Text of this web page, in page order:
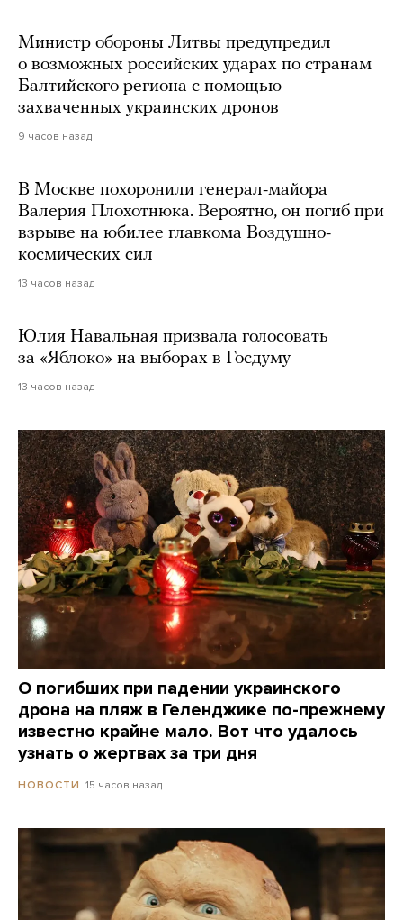
Министр обороны Литвы предупредил
о возможных российских ударах по странам
Балтийского региона с помощью
захваченных украинских дронов
9 часов назад
В Москве похоронили генерал-майора
Валерия Плохотнюка. Вероятно, он погиб при
взрыве на юбилее главкома Воздушно-
космических сил
13 часов назад
Юлия Навальная призвала голосовать
за «Яблоко» на выборах в Госдуму
13 часов назад
О погибших при падении украинского
дрона на пляж в Геленджике по-прежнему
известно крайне мало. Вот что удалось
узнать о жертвах за три дня
НОВОСТИ 15 часов назад